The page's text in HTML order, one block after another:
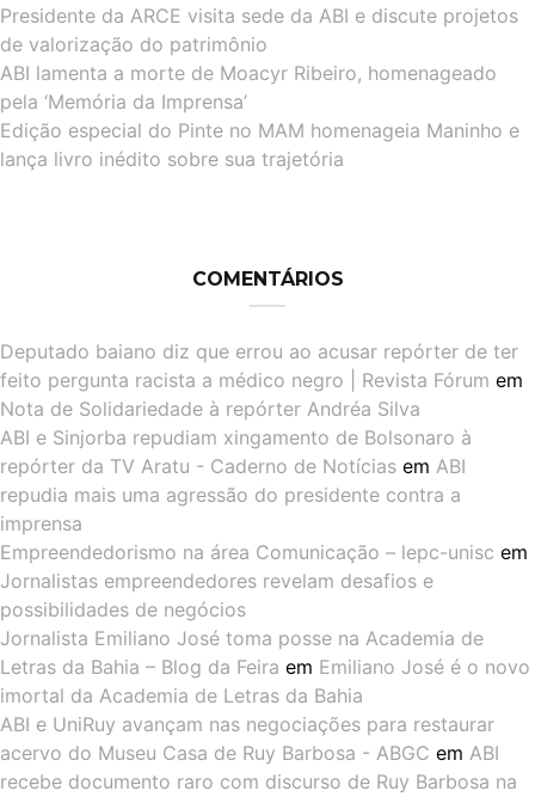
Presidente da ARCE visita sede da ABI e discute projetos
de valorização do patrimônio
ABI lamenta a morte de Moacyr Ribeiro, homenageado
pela ‘Memória da Imprensa’
Edição especial do Pinte no MAM homenageia Maninho e
lança livro inédito sobre sua trajetória
COMENTÁRIOS
Deputado baiano diz que errou ao acusar repórter de ter
feito pergunta racista a médico negro | Revista Fórum em
Nota de Solidariedade à repórter Andréa Silva
ABI e Sinjorba repudiam xingamento de Bolsonaro à
repórter da TV Aratu - Caderno de Notícias em ABI
repudia mais uma agressão do presidente contra a
imprensa
Empreendedorismo na área Comunicação – lepc-unisc em
Jornalistas empreendedores revelam desafios e
possibilidades de negócios
Jornalista Emiliano José toma posse na Academia de
Letras da Bahia – Blog da Feira em Emiliano José é o novo
imortal da Academia de Letras da Bahia
ABI e UniRuy avançam nas negociações para restaurar
acervo do Museu Casa de Ruy Barbosa - ABGC em ABI
recebe documento raro com discurso de Ruy Barbosa na